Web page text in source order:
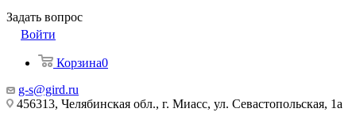
Задать вопрос
Войти
Корзина0
g-s@gird.ru
456313, Челябинская обл., г. Миасс, ул. Севастопольская, 1а